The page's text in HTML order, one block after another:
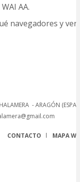
AA.
navegadores y
- ARAGÓN
CONTACTO MAPA WEB